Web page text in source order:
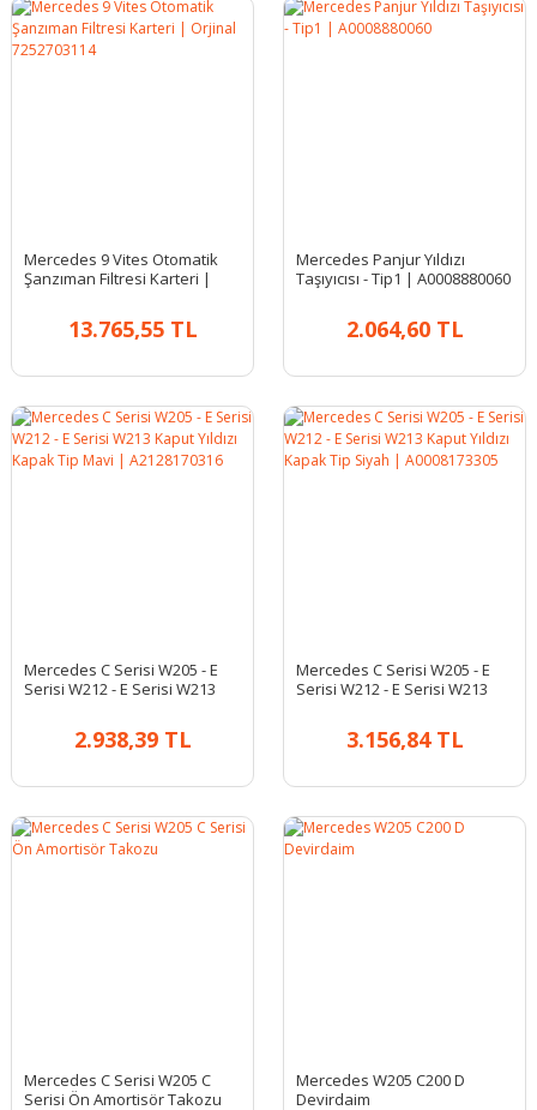
Mercedes 9 Vites Otomatik
Şanzıman Filtresi Karteri |
13.765,55 TL
Mercedes Panjur Yıldızı
Taşıyıcısı - Tip1 | A0008880060
2.064,60 TL
Mercedes C Serisi W205 - E
Serisi W212 - E Serisi W213
A21281703162.938,39 TL
Mercedes C Serisi W205 - E
Serisi W212 - E Serisi W213
| A0008173305
3.156,84 TL
Mercedes C Serisi W205 C
Serisi Ön Amortisör Takozu
Mercedes W205 C200 D
Devirdaim